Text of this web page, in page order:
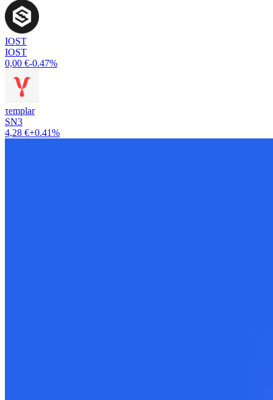
IOST
IOST
0,00 €-0.47%
τemplar
SN3
4,28 €+0.41%